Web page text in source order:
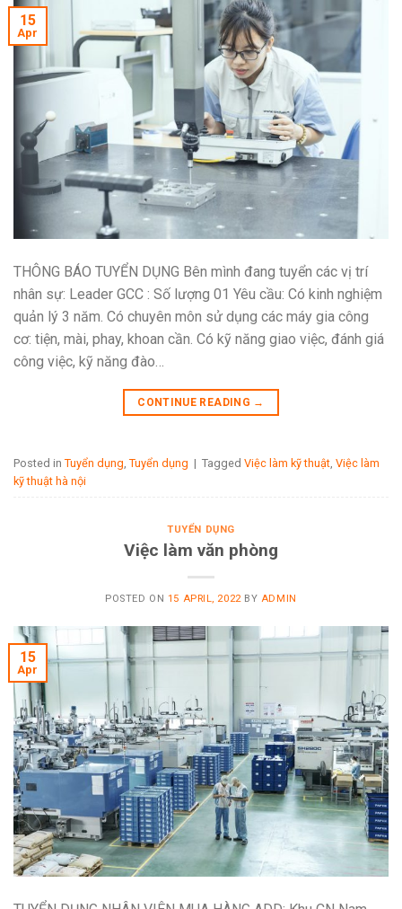
15
Apr
THÔNG BÁO TUYỂN DỤNG Bên mình đang tuyển các vị trí
nhân sự: Leader GCC : Số lượng 01 Yêu cầu: Có kinh nghiệm
quản lý 3 năm. Có chuyên môn sử dụng các máy gia công
cơ: tiện, mài, phay, khoan cần. Có kỹ năng giao việc, đánh giá
công việc, kỹ năng đào…
CONTINUE READING →
Posted in Tuyển dụng Tuyển dụng | Tagged Việc làm kỹ thuật Việc làm
kỹ thuật hà nội
TUYỂN DỤNG
Việc làm văn phòng
POSTED ON 15 APRIL, 2022BY ADMIN
15
Apr